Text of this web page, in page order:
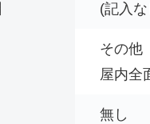
(記入
その他
屋内全
無し